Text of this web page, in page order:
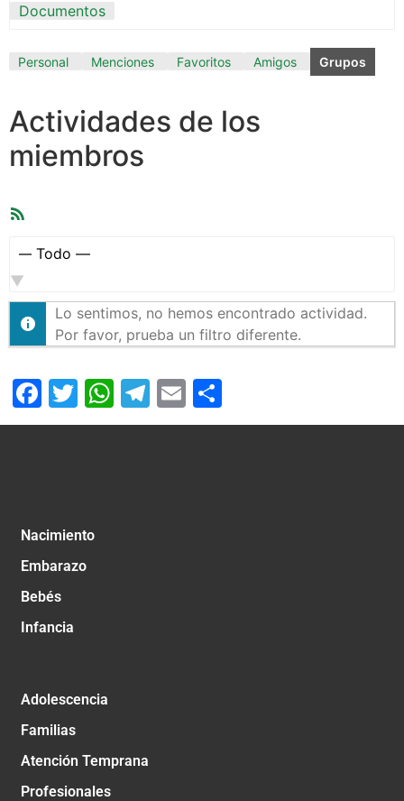
Documentos
Personal Menciones Favoritos Amigos Grupos
Actividades de los
miembros
Mostrar:
Lo sentimos, no hemos encontrado actividad.
Por favor, prueba un filtro diferente.
Facebook
Twitter
WhatsApp
Telegram
Email
Nacimiento
Embarazo
Bebés
Infancia
Adolescencia
Familias
Atención Temprana
Profesionales